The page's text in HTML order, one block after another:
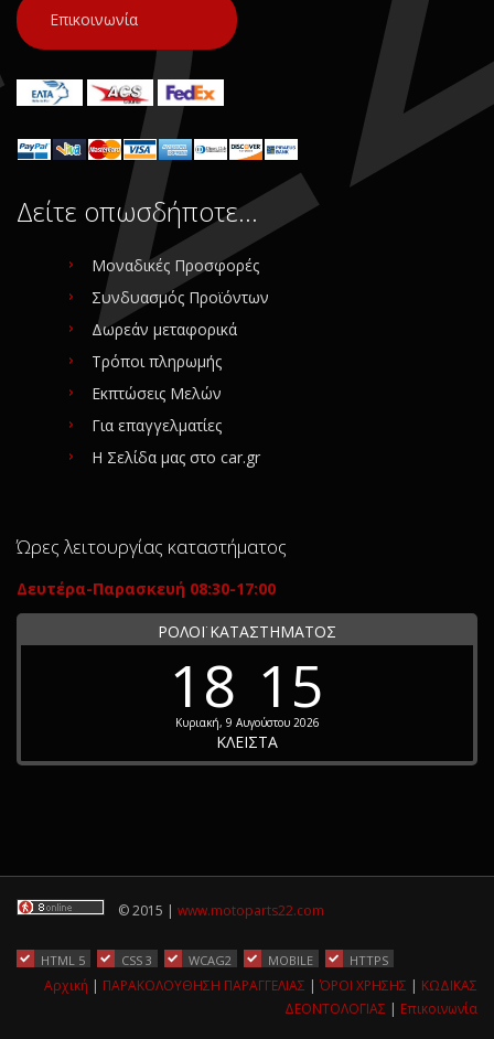
Επικοινωνία
Δείτε οπωσδήποτε…
Μοναδικές Προσφορές
Συνδυασμός Προϊόντων
Δωρεάν μεταφορικά
Τρόποι πληρωμής
Εκπτώσεις Μελών
Για επαγγελματίες
Η Σελίδα μας στο car.gr
Ώρες λειτουργίας καταστήματος
Δευτέρα-Παρασκευή 08:30-17:00
ΡΟΛΟΪ ΚΑΤΑΣΤΗΜΑΤΟΣ
18 15
Κυριακή, 9 Αυγούστου 2026
ΚΛΕΙΣΤΑ
© 2015 | www.motoparts22.com
HTML 5 CSS 3 WCAG2 MOBILE HTTPS
Αρχική ΠΑΡΑΚΟΛΟΥΘΗΣΗ ΠΑΡΑΓΓΕΛΙΑΣ |ΌΡΟΙ ΧΡΗΣΗΣ
ΚΩΔΙΚΑΣ
ΔΕΟΝΤΟΛΟΓΙΑΣ
Επικοινωνία